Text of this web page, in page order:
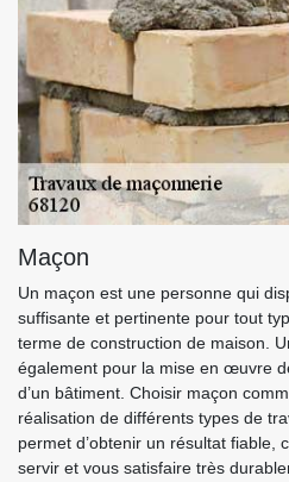
Maçon
Un maçon est une personne qui
suffisante et pertinente pour tout
terme de construction de maison.
également pour la mise en œuvre
d’un bâtiment. Choisir maçon
réalisation de différents types de
permet d’obtenir un résultat fiable,
servir et vous satisfaire très